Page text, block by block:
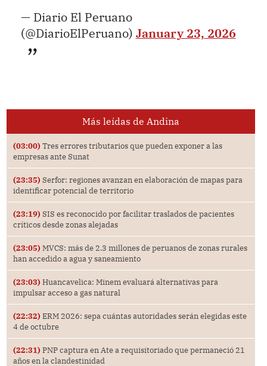
— Diario El Peruano
(@DiarioElPeruano) January 23, 2026
Más leídas de Andina
(03:00) Tres errores tributarios que pueden exponer a las
empresas ante Sunat
(23:35) Serfor: regiones avanzan en elaboración de mapas para
identificar potencial de territorio
(23:19) SIS es reconocido por facilitar traslados de pacientes
críticos desde zonas alejadas
(23:05) MVCS: más de 2.3 millones de peruanos de zonas rurales
han accedido a agua y saneamiento
(23:03) Huancavelica: Minem evaluará alternativas para
impulsar acceso a gas natural
(22:32) ERM 2026: sepa cuántas autoridades serán elegidas este
4 de octubre
(22:31) PNP captura en Ate a requisitoriado que permaneció 21
años en la clandestinidad